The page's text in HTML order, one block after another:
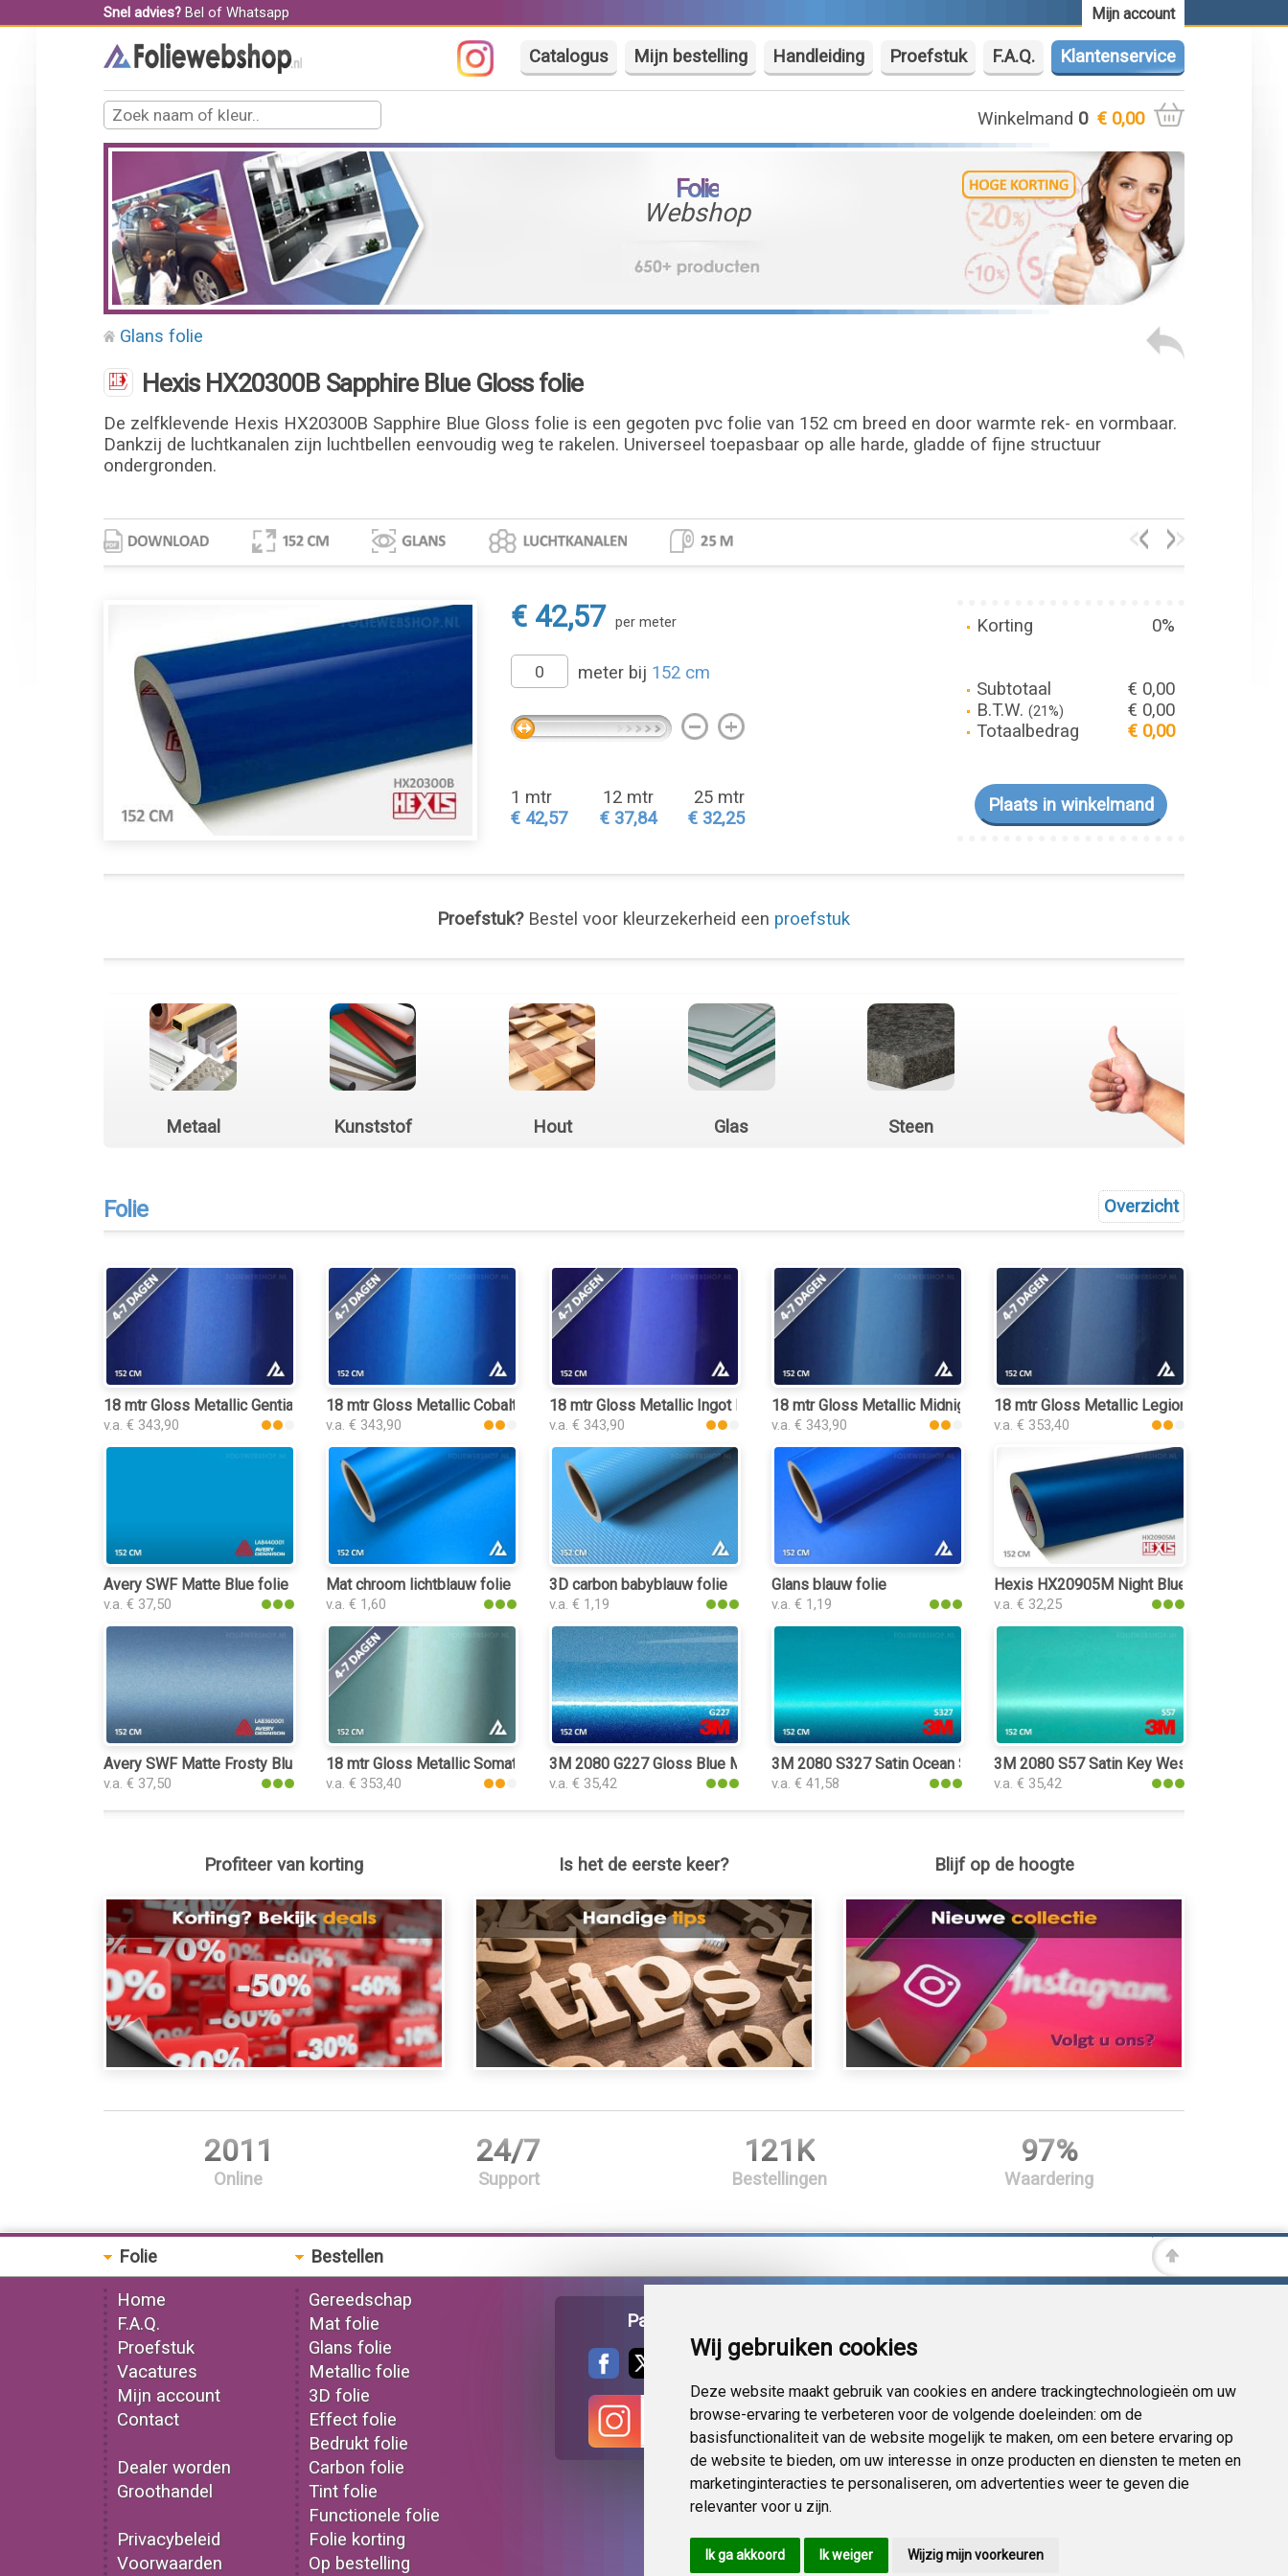
Wij gebruiken cookies
Deze website maakt gebruik van cookies en andere trackingtechnologieën om uw
browse-ervaring te verbeteren voor de volgende doeleinden: om de
basisfunctionaliteit van de website mogelijk te maken, om een betere ervaring op
de website te bieden, om uw interesse in onze producten en diensten te meten en
marketinginteracties te personaliseren, om advertenties weer te geven die
relevanter voor u zijn.
Ik ga akkoord Ik weiger Wijzig mijn voorkeuren
Mijn account
Snel advies? Belof Whatsapp
Catalogus Mijn bestelling Handleiding Proefstuk F.A.Q. Klantenservice
Winkelmand 0 € 0,00
Folie
Webshop
Glans folie
Hexis HX20300B Sapphire Blue Gloss folie
De zelfklevende Hexis HX20300B Sapphire Blue Gloss folie is een gegoten pvc folie van 152 cm breed en door warmte rek- en vormbaar.
Dankzij de luchtkanalen zijn luchtbellen eenvoudig weg te rakelen. Universeel toepasbaar op alle harde, gladde of fijne structuur
ondergronden.
€ 42,57 per meter
meter bij 152 cm
1 mtr
€ 42,57
12 mtr
€ 37,84
25 mtr
€ 32,25
Korting 0%
Subtotaal
€ 0,00
B.T.W. (21%)
€ 0,00
Totaalbedrag
€ 0,00
Proefstuk?Bestel voor kleurzekerheid een proefstuk
Metaal Kunststof Hout Glas Steen
Overzicht
Folie
18 mtr Gloss Metallic Gentian Blue 3170 folie
v.a. € 343,90
18 mtr Gloss Metallic Cobalt Blue 3148 folie
v.a. € 343,90
18 mtr Gloss Metallic Ingot Blue 3149 folie
v.a. € 343,90
18 mtr Gloss Metallic Midnight Blue 3206 folie
v.a. € 343,90
18 mtr Gloss Metallic Legion Blue 3072
v.a. € 353,40
Avery SWF Matte Blue folie
v.a. € 37,50
Mat chroom lichtblauw folie
v.a. € 1,60
3D carbon babyblauw folie
v.a. € 1,19
Glans blauw folie
v.a. € 1,19
Hexis HX20905M Night Blue Metal Matt
v.a. € 32,25
Avery SWF Matte Frosty Blue Metallic folie
v.a. € 37,50
18 mtr Gloss Metallic Somato Blue 3064 folie
v.a. € 353,40
3M 2080 G227 Gloss Blue Metallic folie
v.a. € 35,42
3M 2080 S327 Satin Ocean Shimmer folie
v.a. € 41,58
3M 2080 S57 Satin Key West folie
v.a. € 35,42
Profiteer van korting Is het de eerste keer? Blijf op de hoogte
2011
Online
24/7
Support
121K
Bestellingen
97%
Waardering
Folie
Home
F.A.Q.
Proefstuk
Vacatures
Mijn account
Contact
Dealer worden
Groothandel
Privacybeleid
Voorwaarden
Bestellen
Gereedschap
Mat folie
Glans folie
Metallic folie
3D folie
Effect folie
Bedrukt folie
Carbon folie
Tint folie
Functionele folie
Folie korting
Op bestelling
Pagina delen